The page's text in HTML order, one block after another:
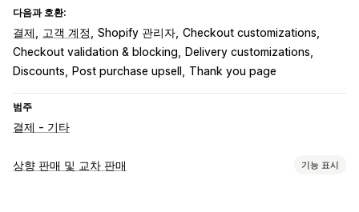
다음과 호환:
결제 고객 계정 Shopify 관리자 Checkout customizations
Checkout validation & blocking
Delivery customizations
Discounts
Post purchase upsell Thank you page
범주
결제 - 기타
상향 판매 및 교차 판매 기능 표시